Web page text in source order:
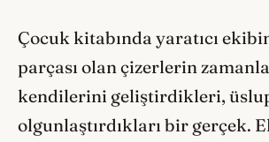
Çocuk kitabında yaratıcı
parçası olan çizerlerin
kendilerini geliştirdikleri,
olgunlaştırdıkları bir gerçek.